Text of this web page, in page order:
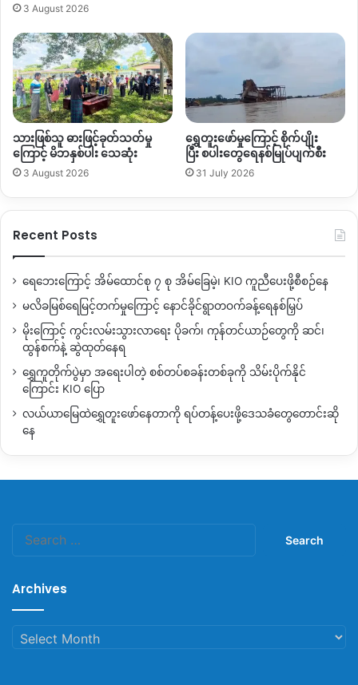
3 August 2026
သားဖြစ်သူ ဓားဖြင့်ခုတ်သတ်မှု
ကြောင့် မိဘနှစ်ပါး သေဆုံး
3 August 2026
ရွှေတူးဖော်မှုကြောင့် စိုက်ပျိုး
ပြီး စပါးတွေရေနစ်မြုပ်ပျက်စီး
31 July 2026
Recent Posts
ရေဘေးကြောင့် အိမ်ထောင်စု ၇ စု အိမ်ခြေမဲ့၊ KIO ကူညီပေးဖို့စီစဉ်နေ
မလိခမြစ်ရေမြင့်တက်မှုကြောင့် နောင်ခိုင်ရွာတဝက်ခန့်ရေနစ်မြှပ်
မိုးကြောင့် ကွင်းလမ်းသွားလာရေး ပိုခက်၊ ကုန်တင်ယာဉ်တွေကို ဆင်၊
ထွန်စက်နဲ့ ဆွဲထုတ်နေရ
ရွှေကူတိုက်ပွဲမှာ အရေးပါတဲ့ စစ်တပ်စခန်းတစ်ခုကို သိမ်းပိုက်နိုင်
ကြောင်း KIO ပြော
လယ်ယာမြေထဲရွှေတူးဖော်နေတာကို ရပ်တန့်ပေးဖို့ဒေသခံတွေတောင်းဆို
နေ
Archives
Archives